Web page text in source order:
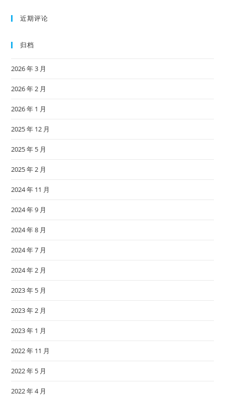
近期评论
归档
2026 年 3 月
2026 年 2 月
2026 年 1 月
2025 年 12 月
2025 年 5 月
2025 年 2 月
2024 年 11 月
2024 年 9 月
2024 年 8 月
2024 年 7 月
2024 年 2 月
2023 年 5 月
2023 年 2 月
2023 年 1 月
2022 年 11 月
2022 年 5 月
2022 年 4 月